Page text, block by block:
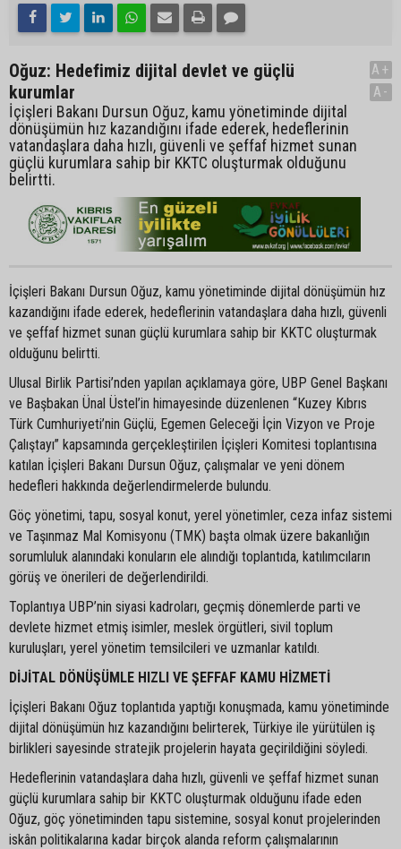
Oğuz: Hedefimiz dijital devlet ve güçlü
kurumlar
İçişleri Bakanı Dursun Oğuz, kamu yönetiminde dijital
dönüşümün hız kazandığını ifade ederek, hedeflerinin
vatandaşlara daha hızlı, güvenli ve şeffaf hizmet sunan
güçlü kurumlara sahip bir KKTC oluşturmak olduğunu
belirtti.
A+
A-
İçişleri Bakanı Dursun Oğuz, kamu yönetiminde dijital dönüşümün hız
kazandığını ifade ederek, hedeflerinin vatandaşlara daha hızlı, güvenli
ve şeffaf hizmet sunan güçlü kurumlara sahip bir KKTC oluşturmak
olduğunu belirtti.
Ulusal Birlik Partisi’nden yapılan açıklamaya göre, UBP Genel Başkanı
ve Başbakan Ünal Üstel’in himayesinde düzenlenen “Kuzey Kıbrıs
Türk Cumhuriyeti’nin Güçlü, Egemen Geleceği İçin Vizyon ve Proje
Çalıştayı” kapsamında gerçekleştirilen İçişleri Komitesi toplantısına
katılan İçişleri Bakanı Dursun Oğuz, çalışmalar ve yeni dönem
hedefleri hakkında değerlendirmelerde bulundu.
Göç yönetimi, tapu, sosyal konut, yerel yönetimler, ceza infaz sistemi
ve Taşınmaz Mal Komisyonu (TMK) başta olmak üzere bakanlığın
sorumluluk alanındaki konuların ele alındığı toplantıda, katılımcıların
görüş ve önerileri de değerlendirildi.
Toplantıya UBP’nin siyasi kadroları, geçmiş dönemlerde parti ve
devlete hizmet etmiş isimler, meslek örgütleri, sivil toplum
kuruluşları, yerel yönetim temsilcileri ve uzmanlar katıldı.
DİJİTAL DÖNÜŞÜMLE HIZLI VE ŞEFFAF KAMU HİZMETİ
İçişleri Bakanı Oğuz toplantıda yaptığı konuşmada, kamu yönetiminde
dijital dönüşümün hız kazandığını belirterek, Türkiye ile yürütülen iş
birlikleri sayesinde stratejik projelerin hayata geçirildiğini söyledi.
Hedeflerinin vatandaşlara daha hızlı, güvenli ve şeffaf hizmet sunan
güçlü kurumlara sahip bir KKTC oluşturmak olduğunu ifade eden
Oğuz, göç yönetiminden tapu sistemine, sosyal konut projelerinden
iskân politikalarına kadar birçok alanda reform çalışmalarının